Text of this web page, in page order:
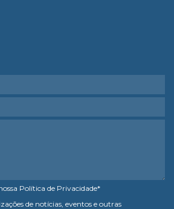
Política de Privacidade*
de notícias, eventos e outras